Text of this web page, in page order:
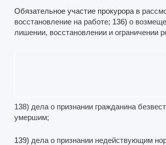
Обязательное участие прокурора в
восстановление на работе; 136) о
лишении, восстановлении и ограничении
138) дела о признании гражданина
умершим;
139) дела о признании недействующим